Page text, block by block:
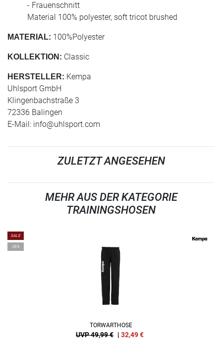
- Frauenschnitt
Material 100% polyester, soft tricot brushed
MATERIAL: 100%Polyester
KOLLEKTION: Classic
HERSTELLER: Kempa
Uhlsport GmbH
Klingenbachstraße 3
72336 Balingen
E-Mail: info@uhlsport.com
ZULETZT ANGESEHEN
MEHR AUS DER KATEGORIE
TRAININGSHOSEN
SALE
-35%
TORWARTHOSE
UVP 49,99 € | 32,49€